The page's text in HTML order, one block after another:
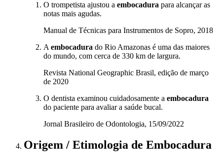
O trompetista ajustou a embocadura para alcançar as
notas mais agudas.
Manual de Técnicas para Instrumentos de Sopro, 2018
A embocadura do Rio Amazonas é uma das maiores
do mundo, com cerca de 330 km de largura.
Revista National Geographic Brasil, edição de março
de 2020
O dentista examinou cuidadosamente a embocadura
do paciente para avaliar a saúde bucal.
Jornal Brasileiro de Odontologia, 15/09/2022
Origem / Etimologia de Embocadura